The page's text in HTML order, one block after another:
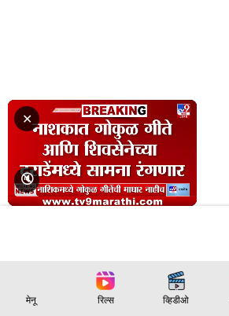
मेनू रिल्स व्हिडीओ